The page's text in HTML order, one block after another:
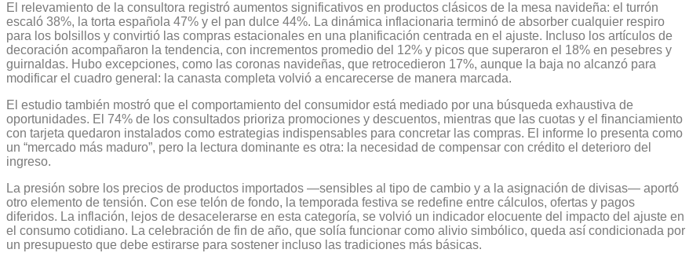
El relevamiento de la consultora registró aumentos significativos en productos clásicos de la mesa navideña: el turrón
escaló 38%, la torta española 47% y el pan dulce 44%. La dinámica inflacionaria terminó de absorber cualquier respiro
para los bolsillos y convirtió las compras estacionales en una planificación centrada en el ajuste. Incluso los artículos de
decoración acompañaron la tendencia, con incrementos promedio del 12% y picos que superaron el 18% en pesebres y
guirnaldas. Hubo excepciones, como las coronas navideñas, que retrocedieron 17%, aunque la baja no alcanzó para
modificar el cuadro general: la canasta completa volvió a encarecerse de manera marcada.
El estudio también mostró que el comportamiento del consumidor está mediado por una búsqueda exhaustiva de
oportunidades. El 74% de los consultados prioriza promociones y descuentos, mientras que las cuotas y el financiamiento
con tarjeta quedaron instalados como estrategias indispensables para concretar las compras. El informe lo presenta como
un “mercado más maduro”, pero la lectura dominante es otra: la necesidad de compensar con crédito el deterioro del
ingreso.
La presión sobre los precios de productos importados —sensibles al tipo de cambio y a la asignación de divisas— aportó
otro elemento de tensión. Con ese telón de fondo, la temporada festiva se redefine entre cálculos, ofertas y pagos
diferidos. La inflación, lejos de desacelerarse en esta categoría, se volvió un indicador elocuente del impacto del ajuste en
el consumo cotidiano. La celebración de fin de año, que solía funcionar como alivio simbólico, queda así condicionada por
un presupuesto que debe estirarse para sostener incluso las tradiciones más básicas.